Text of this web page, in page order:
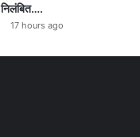
निलंबित….
17 hours ago